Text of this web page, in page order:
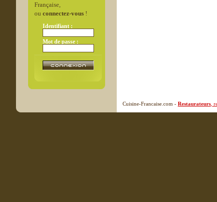
Française,
ou connectez-vous!
Identifiant :
Mot de passe :
Cuisine-Francaise.com - Restaurateurs ,